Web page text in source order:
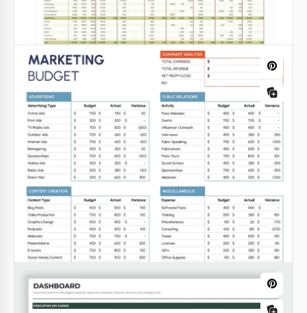
Budget simple pour petite entreprise
Google Sheets
Budget marketing annuel